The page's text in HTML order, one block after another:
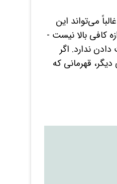
می‌تواند این
کافی بالا نیست -
ندارد. اگر
قهرمانی که